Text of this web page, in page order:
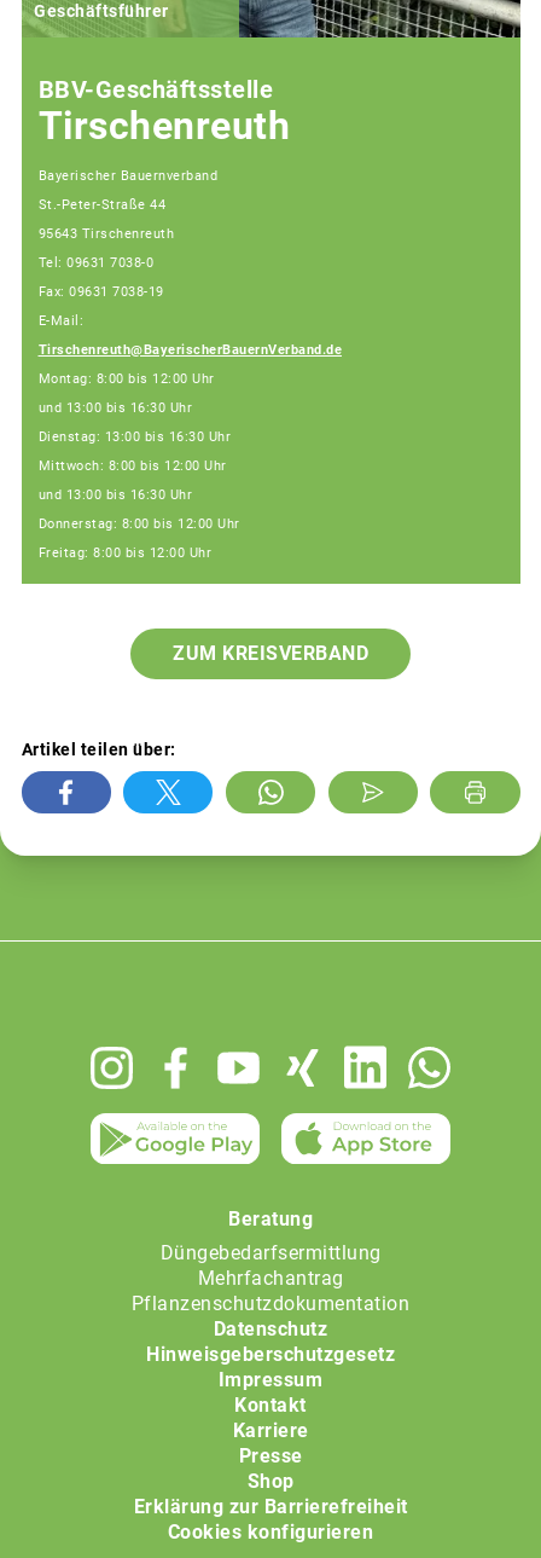
Geschäftsführer
BBV-Geschäftsstelle
Tirschenreuth
Bayerischer Bauernverband
St.-Peter-Straße 44
95643 Tirschenreuth
Tel: 09631 7038-0
Fax: 09631 7038-19
E-Mail:
Tirschenreuth@BayerischerBauernVerband.de
Montag: 8:00 bis 12:00 Uhr
und 13:00 bis 16:30 Uhr
Dienstag: 13:00 bis 16:30 Uhr
Mittwoch: 8:00 bis 12:00 Uhr
und 13:00 bis 16:30 Uhr
Donnerstag: 8:00 bis 12:00 Uhr
Freitag: 8:00 bis 12:00 Uhr
ZUM KREISVERBAND
Artikel teilen über:
Beratung
Düngebedarfsermittlung
Mehrfachantrag
Pflanzenschutzdokumentation
Datenschutz
Hinweisgeberschutzgesetz
Impressum
Kontakt
Karriere
Presse
Shop
Erklärung zur Barrierefreiheit
Cookies konfigurieren